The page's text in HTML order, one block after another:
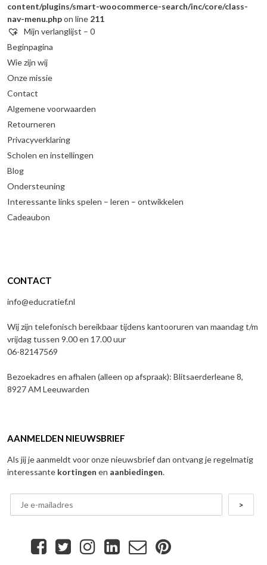
content/plugins/smart-woocommerce-search/inc/core/class-
nav-menu.phpon line 211
Mijn verlanglijst – 0
Beginpagina
Wie zijn wij
Onze missie
Contact
Algemene voorwaarden
Retourneren
Privacyverklaring
Scholen en instellingen
Blog
Ondersteuning
Interessante links spelen – leren – ontwikkelen
Cadeaubon
CONTACT
info@educratief.nl
Wij zijn telefonisch bereikbaar tijdens kantooruren van maandag t/m
vrijdag tussen 9.00 en 17.00 uur
06-82147569
Bezoekadres en afhalen (alleen op afspraak): Blitsaerderleane 8,
8927 AM Leeuwarden
AANMELDEN NIEUWSBRIEF
Als jij je aanmeldt voor onze nieuwsbrief dan ontvang je regelmatig
interessante kortingen en aanbiedingen.